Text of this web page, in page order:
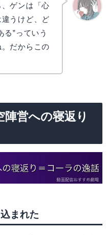
ゲンは「心
うけど、ど
る”っていう
だからこの
営への寝返り
まれた